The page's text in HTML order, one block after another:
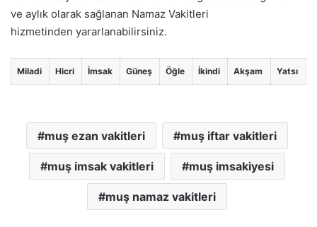
ve aylık olarak sağlanan Namaz Vakitleri
hizmetinden yararlanabilirsiniz.
Miladi Hicri İmsak Güneş Öğle İkindi Akşam Yatsı
muş ezan vakitleri muş iftar vakitleri
muş imsak vakitleri muş imsakiyesi
muş namaz vakitleri